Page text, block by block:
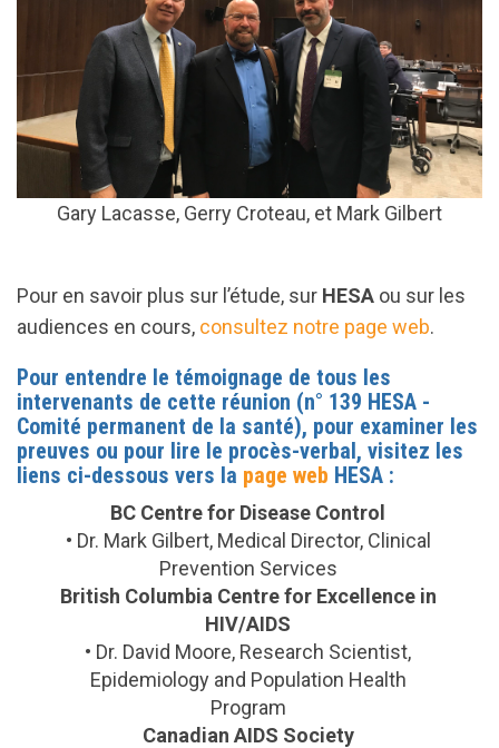
Gary Lacasse, Gerry Croteau, et Mark Gilbert
Pour en savoir plus sur l’étude, sur HESA ou sur les
audiences en cours, consultez notre page web.
Pour entendre le témoignage de tous les
intervenants de cette réunion (n° 139 HESA -
Comité permanent de la santé), pour examiner les
preuves ou pour lire le procès-verbal, visitez les
liens ci-dessous vers la page web HESA :
BC Centre for Disease Control
• Dr. Mark Gilbert, Medical Director, Clinical
Prevention Services
British Columbia Centre for Excellence in
HIV/AIDS
• Dr. David Moore, Research Scientist,
Epidemiology and Population Health
Program
Canadian AIDS Society